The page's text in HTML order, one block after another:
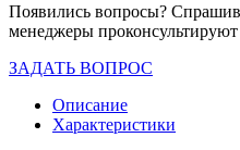
Появились вопросы?
менеджеры
ЗАДАТЬ ВОПРОС
Описание
Характеристики